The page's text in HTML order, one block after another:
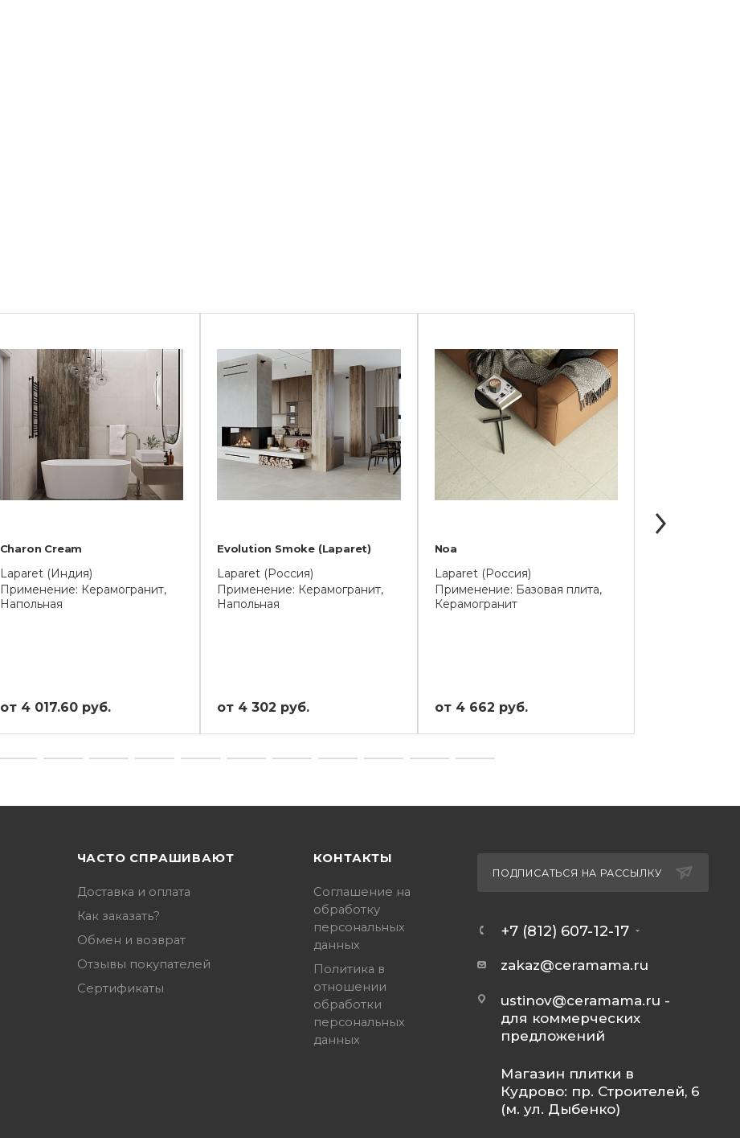
Charon Cream
Laparet (Индия)
Применение: Керамогранит,
Напольная
от 4 017.60 руб.
Evolution Smoke (Laparet)
Laparet (Россия)
Применение: Керамогранит,
Напольная
от 4 302 руб.
Noa
Laparet (Россия)
Применение: Базовая плита,
Керамогранит
от 4 662 руб.
ЧАСТО СПРАШИВАЮТ
Доставка и оплата
Как заказать?
Обмен и возврат
Отзывы покупателей
Сертификаты
КОНТАКТЫ
Соглашение на
обработку
персональных
данных
Политика в
отношении
обработки
персональных
данных
ПОДПИСАТЬСЯ НА РАССЫЛКУ
+7 (812) 607-12-17
zakaz@ceramama.ru
ustinov@ceramama.ru -
для коммерческих
предложений
Магазин плитки в
Кудрово: пр. Строителей, 6
(м. ул. Дыбенко)